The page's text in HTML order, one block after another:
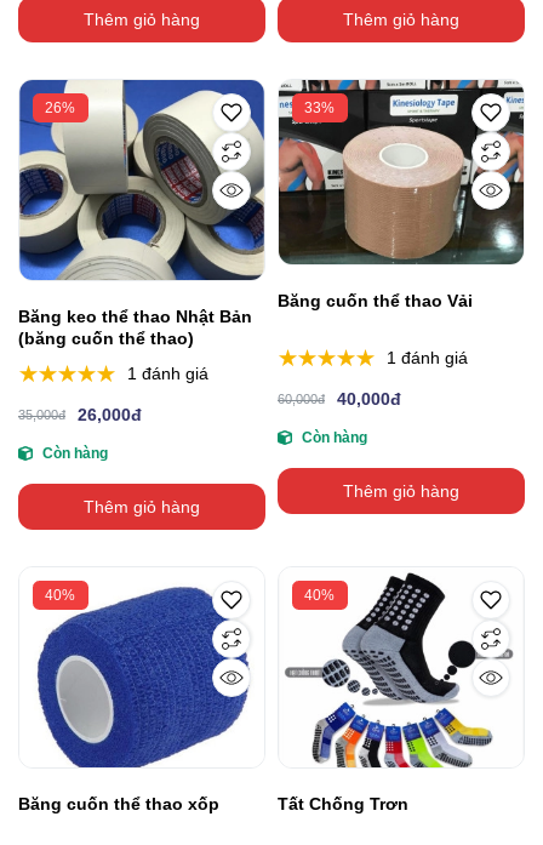
Thêm giỏ hàng Thêm giỏ hàng
26%
Băng keo thể thao Nhật Bản
(băng cuốn thể thao)
1 đánh giá
35,000đ 26,000đ
Còn hàng
Thêm giỏ hàng
33%
Băng cuốn thể thao Vải
1 đánh giá
60,000đ 40,000đ
Còn hàng
Thêm giỏ hàng
40%
Băng cuốn thể thao xốp
40%
Tất Chống Trơn